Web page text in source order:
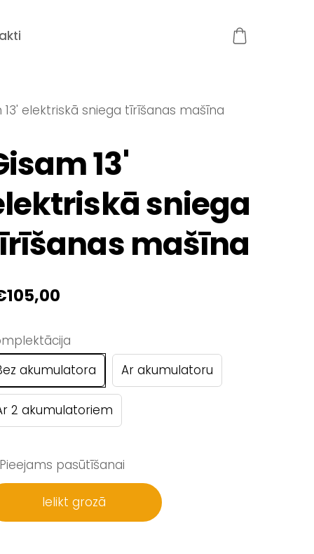
13' elektriskā sniega tīrīšanas mašīna
13'
sniega
mašīna
akumulatora
Ar akumulatoru
2 akumulatoriem
Pieejams pasūtīšanai
Ielikt grozā